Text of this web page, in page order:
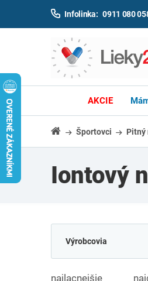
Infolinka: 0911 080
AKCIE
Športovci Pitný
Iontový
najlacnejšie